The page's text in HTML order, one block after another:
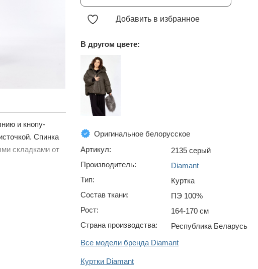
и кнопу-
Спинка
складками от
Добавить в избранное
В другом цвете:
Оригинальное белорусское
Артикул:
2135 серый
Производитель:
Diamant
Тип:
Куртка
Состав ткани:
ПЭ 100%
Рост:
164-170 см
Страна производства:
Республика Беларусь
Все модели бренда Diamant
Куртки Diamant